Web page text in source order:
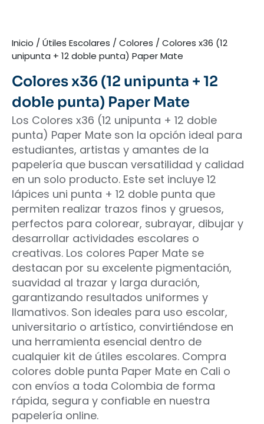
Inicio / Útiles Escolares / Colores / Colores x36 (12
unipunta + 12 doble punta) Paper Mate
Colores x36 (12 unipunta + 12
doble punta) Paper Mate
Los Colores x36 (12 unipunta + 12 doble
punta) Paper Mate son la opción ideal para
estudiantes, artistas y amantes de la
papelería que buscan versatilidad y calidad
en un solo producto. Este set incluye 12
lápices uni punta + 12 doble punta que
permiten realizar trazos finos y gruesos,
perfectos para colorear, subrayar, dibujar y
desarrollar actividades escolares o
creativas. Los colores Paper Mate se
destacan por su excelente pigmentación,
suavidad al trazar y larga duración,
garantizando resultados uniformes y
llamativos. Son ideales para uso escolar,
universitario o artístico, convirtiéndose en
una herramienta esencial dentro de
cualquier kit de útiles escolares. Compra
colores doble punta Paper Mate en Cali o
con envíos a toda Colombia de forma
rápida, segura y confiable en nuestra
papelería online.